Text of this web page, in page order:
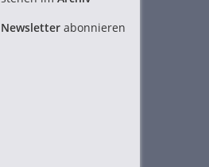
Newsletter abonnieren